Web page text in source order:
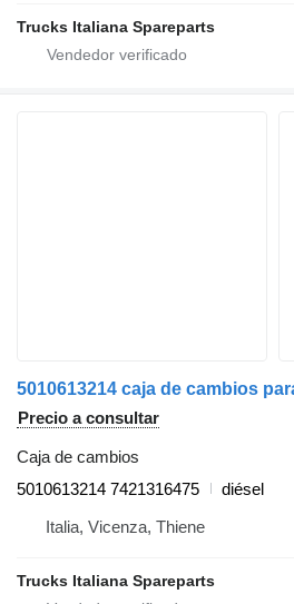
Trucks Italiana Spareparts
Precio a consultar
Caja de cambios
5010613214 7421316475
diésel
Italia, Vicenza, Thiene
Trucks Italiana Spareparts